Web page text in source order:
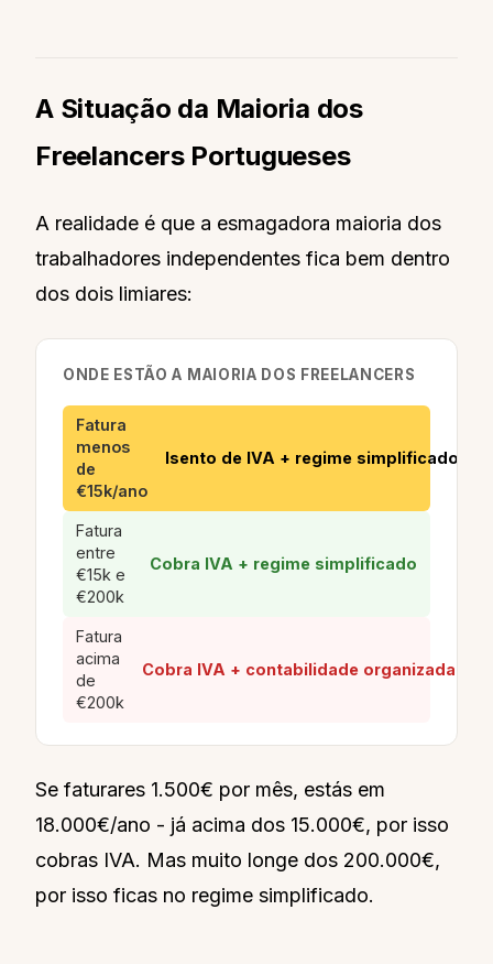
A Situação da Maioria dos
Freelancers Portugueses
A realidade é que a esmagadora maioria dos
trabalhadores independentes fica bem dentro
dos dois limiares:
ONDE ESTÃO A MAIORIA DOS FREELANCERS
Fatura
menos
de
€15k/ano
Isento de IVA + regime simplificado
Fatura
entre
€15k e
€200k
Cobra IVA + regime simplificado
Fatura
acima
de
€200k
Cobra IVA + contabilidade organizada
Se faturares 1.500€ por mês, estás em
18.000€/ano - já acima dos 15.000€, por isso
cobras IVA. Mas muito longe dos 200.000€,
por isso ficas no regime simplificado.